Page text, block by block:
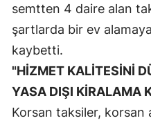
semtten 4 daire alan
şartlarda bir ev
kaybetti.
"HİZMET KALİTESİNİ
YASA DIŞI KİRALAMA
Korsan taksiler, korsan